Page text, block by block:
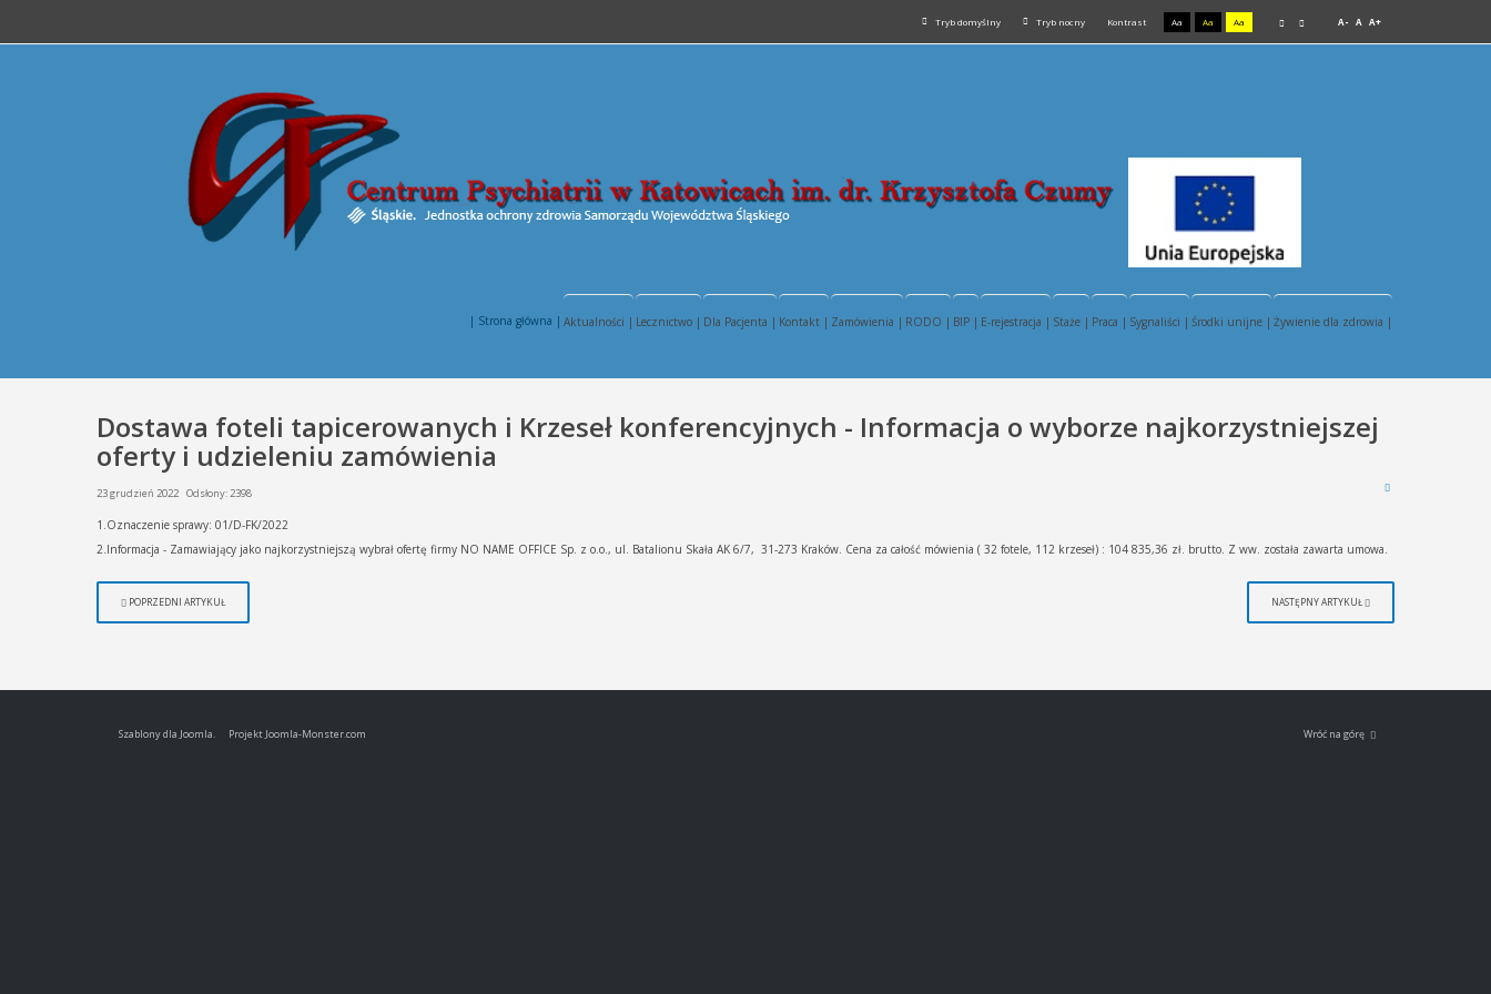
Tryb domyślny Tryb nocny Kontrast Aa Aa Aa A- A A+
| Strona główna | Aktualności | Lecznictwo | Dla Pacjenta | Kontakt | Zamówienia | RODO | BIP | E-rejestracja | Staże | Praca | Sygnaliści | Środki unijne | Żywienie dla zdrowia |
Dostawa foteli tapicerowanych i Krzeseł konferencyjnych - Informacja o wyborze najkorzystniejszej
oferty i udzieleniu zamówienia
23 grudzień 2022 Odsłony: 2398
1.Oznaczenie sprawy: 01/D-FK/2022
2.Informacja - Zamawiający jako najkorzystniejszą wybrał ofertę firmy NO NAME OFFICE Sp. z o.o., ul. Batalionu Skała AK 6/7, 31-273 Kraków. Cena za całość mówienia ( 32 fotele, 112 krzeseł) : 104 835,36 zł. brutto. Z ww. została zawarta umowa.
POPRZEDNI ARTYKUŁ NASTĘPNY ARTYKUŁ
Szablony dla Joomla. Projekt Joomla-Monster.com Wróć na górę